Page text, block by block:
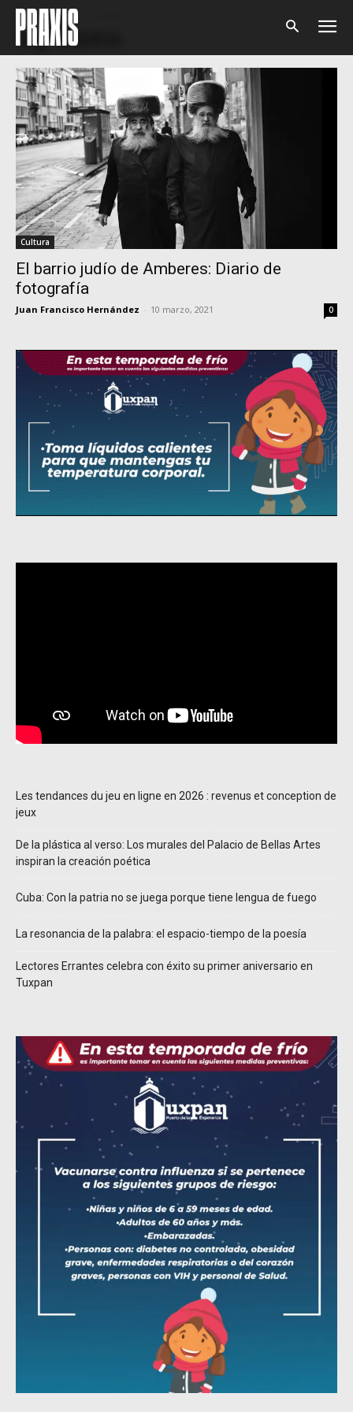
Home Tags
Tag: JUDÍOS
Cultura
El barrio judío de Amberes: Diario de
fotografía
Juan Francisco Hernández 10 marzo, 2021 0
Les tendances du jeu en ligne en 2026 : revenus et conception de
jeux
De la plástica al verso: Los murales del Palacio de Bellas Artes
inspiran la creación poética
Cuba: Con la patria no se juega porque tiene lengua de fuego
La resonancia de la palabra: el espacio-tiempo de la poesía
Lectores Errantes celebra con éxito su primer aniversario en
Tuxpan